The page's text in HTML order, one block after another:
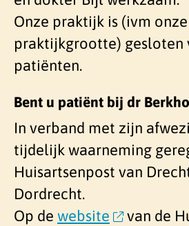
Onze praktijk is (ivm onze
praktijkgrootte) gesloten
patiënten.
Bent u patiënt bij dr
In verband met zijn
tijdelijk waarneming
Huisartsenpost van
Dordrecht.
Op de website
van de